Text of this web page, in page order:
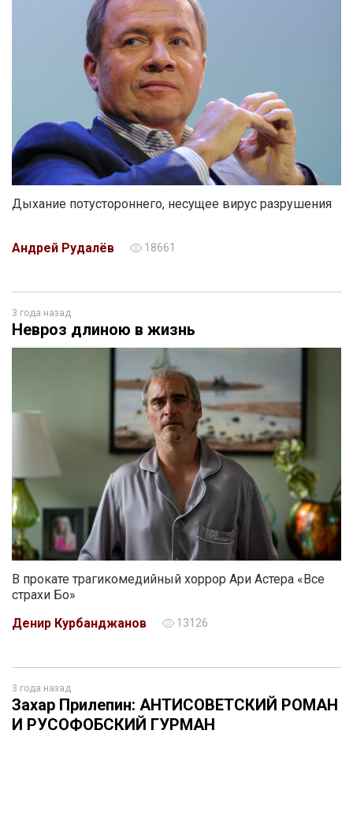
Дыхание потустороннего, несущее вирус разрушения
Андрей Рудалёв 18661
3 года назад
Невроз длиною в жизнь
В прокате трагикомедийный хоррор Ари Астера «Все
страхи Бо»
Денир Курбанджанов
13126
3 года назад
Захар Прилепин: АНТИСОВЕТСКИЙ РОМАН
И РУСОФОБСКИЙ ГУРМАН